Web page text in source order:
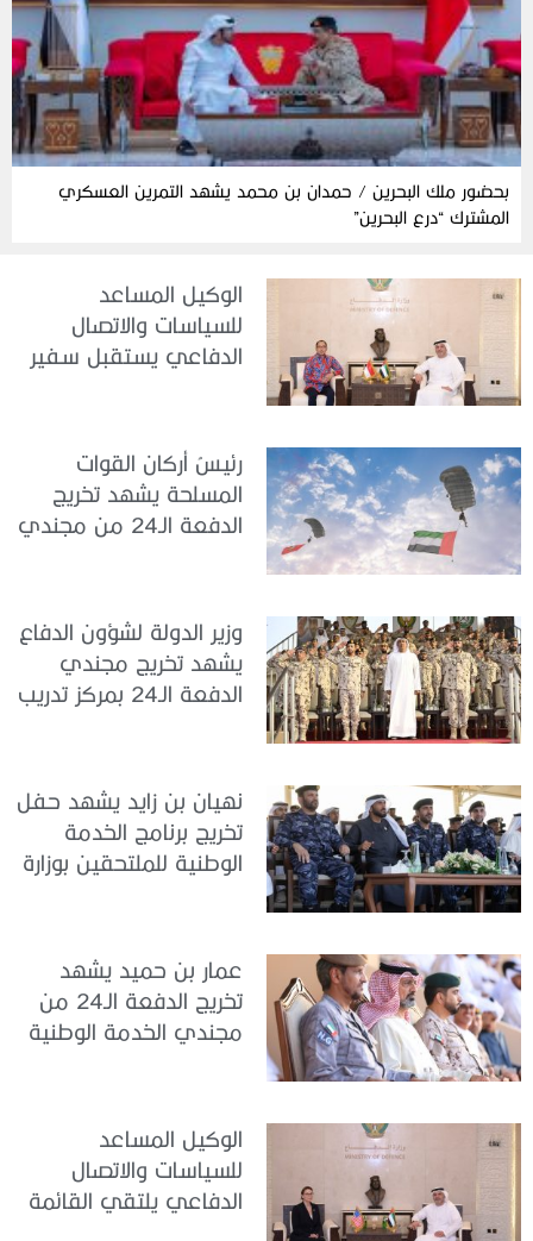
بحضور ملك البحرين / حمدان بن محمد يشهد التمرين العسكري
المشترك “درع البحرين”
الوكيل المساعد
للسياسات والاتصال
الدفاعي يستقبل سفير
رئيسُ أركان القوات
المسلحة يشهد تخريج
الدفعة الـ24 من مجندي
وزير الدولة لشؤون الدفاع
يشهد تخريج مجندي
الدفعة الـ24 بمركز تدريب
نهيان بن زايد يشهد حفل
تخريج برنامج الخدمة
الوطنية للملتحقين بوزارة
عمار بن حميد يشهد
تخريج الدفعة الـ24 من
مجندي الخدمة الوطنية
الوكيل المساعد
للسياسات والاتصال
الدفاعي يلتقي القائمة